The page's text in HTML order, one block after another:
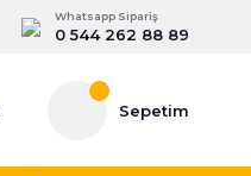
Whatsapp Sipariş
0 544 262 88 89
Sepetim